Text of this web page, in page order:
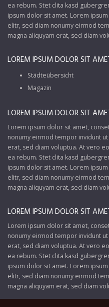
ea rebum. Stet clita kasd
ipsum dolor sit amet. Lorem
elitr, sed diam nonumy eirmod
magna aliquyam erat, sed diam
LOREM IPSUM DOLOR SIT
Städteübersicht
Magazin
LOREM IPSUM DOLOR SIT
Lorem ipsum dolor sit amet,
nonumy eirmod tempor invidunt
erat, sed diam voluptua. At vero
ea rebum. Stet clita kasd
ipsum dolor sit amet. Lorem
elitr, sed diam nonumy eirmod
magna aliquyam erat, sed diam
LOREM IPSUM DOLOR SIT
Lorem ipsum dolor sit amet,
nonumy eirmod tempor invidunt
erat, sed diam voluptua. At vero
ea rebum. Stet clita kasd
ipsum dolor sit amet. Lorem
elitr, sed diam nonumy eirmod
magna aliquyam erat, sed diam